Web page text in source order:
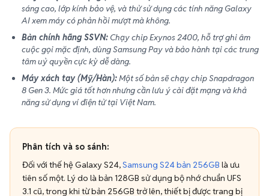
sáng cao, lớp kính bảo vệ, và thử sử dụng các tính năng Galaxy
AI xem máy có phản hồi mượt mà không.
Bản chính hãng SSVN: Chạy chip Exynos 2400, hỗ trợ ghi âm
cuộc gọi mặc định, dùng Samsung Pay và bảo hành tại các trung
tâm uỷ quyền cực kỳ dễ dàng.
Máy xách tay (Mỹ/Hàn):Một số bản sẽ chạy chip Snapdragon
8 Gen 3. Mức giá tốt hơn nhưng cần lưu ý cài đặt mạng và khả
năng sử dụng ví điện tử tại Việt Nam.
Phân tích và so sánh:
Đối với thế hệ Galaxy S24,Samsung S24 bản 256GB là ưu
tiên số một. Lý do là bản 128GB sử dụng bộ nhớ chuẩn UFS
3.1 cũ, trong khi từ bản 256GB trở lên, thiết bị được trang bị